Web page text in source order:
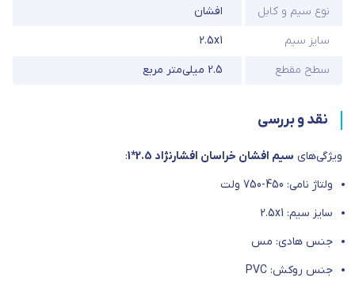
نوع سیم و کابل
افشان
سایز سیم
2.5x1
سطح مقطع
2.5 میلی‌متر مربع
نقد و بررسی
ویژگی‌های سیم افشان خراسان افشارنژاد 2.5*1
:
ولتاژ نامی: 450-750 ولت
سایز سیم: 2.5x1
جنس هادی: مس
جنس روکش: PVC